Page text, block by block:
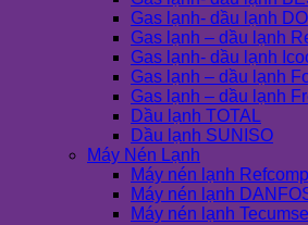
Gas lạnh- dầu lạnh
Gas lạnh – dầu lạnh
Gas lạnh- dầu lạnh
Gas lạnh – dầu lạnh
Gas lạnh – dầu lạnh
Dầu lạnh TOTAL
Dầu lạnh SUNISO
Máy Nén Lạnh
Máy nén lạnh Refcomp
Máy nén lạnh
Máy nén lạnh